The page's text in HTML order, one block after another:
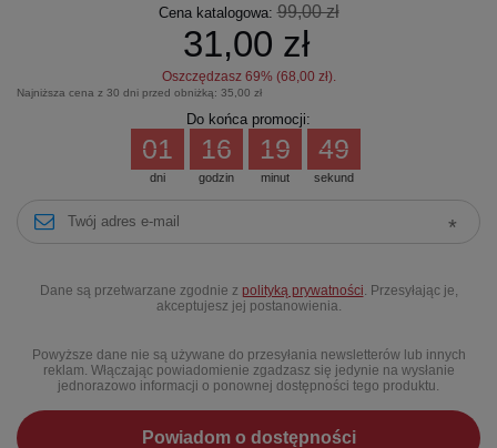
Cena katalogowa:99,00 zł
31,00 zł
Oszczędzasz 69% (68,00 zł).
Najniższa cena z 30 dni przed obniżką: 35,00 zł
Do końca promocji:
dni
01
godzin
16
minut
19
sekund
48
Dane są przetwarzane zgodnie z polityką prywatności . Przesyłając je,
akceptujesz jej postanowienia.
Powyższe dane nie są używane do przesyłania newsletterów lub innych
reklam. Włączając powiadomienie zgadzasz się jedynie na wysłanie
jednorazowo informacji o ponownej dostępności tego produktu.
Powiadom o dostępności